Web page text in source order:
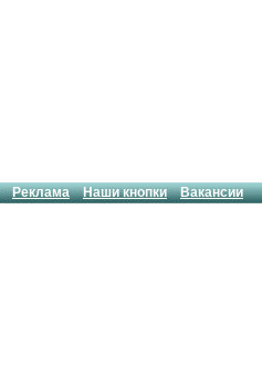
Реклама Наши кнопки Вакансии